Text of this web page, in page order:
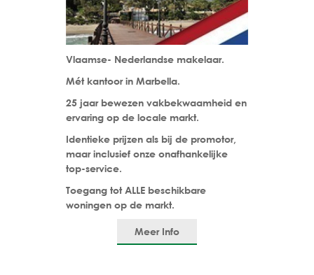
Vlaamse- Nederlandse makelaar.
Mét kantoor in Marbella.
25 jaar bewezen vakbekwaamheid en
ervaring op de locale markt.
Identieke prijzen als bij de promotor,
maar inclusief onze onafhankelijke
top-service.
Toegang tot ALLE beschikbare
woningen op de markt.
Meer Info